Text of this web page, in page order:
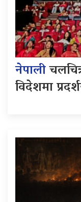
नेपाली
विदेशमा